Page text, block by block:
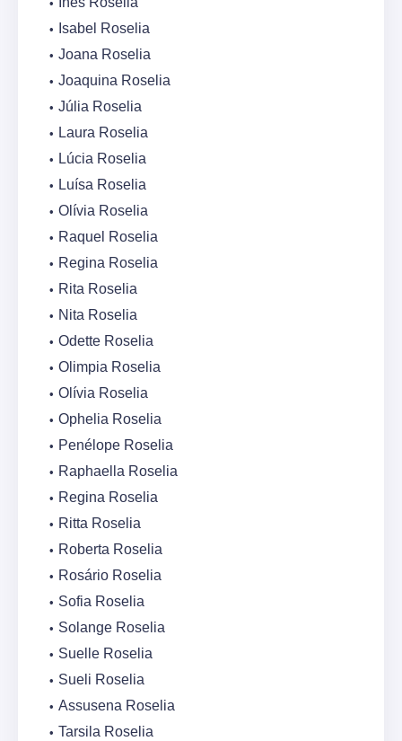
Isabel Roselia
Joana Roselia
Joaquina Roselia
Júlia Roselia
Laura Roselia
Lúcia Roselia
Luísa Roselia
Olívia Roselia
Raquel Roselia
Regina Roselia
Rita Roselia
Nita Roselia
Odette Roselia
Olimpia Roselia
Olívia Roselia
Ophelia Roselia
Penélope Roselia
Raphaella Roselia
Regina Roselia
Ritta Roselia
Roberta Roselia
Rosário Roselia
Sofia Roselia
Solange Roselia
Suelle Roselia
Sueli Roselia
Assusena Roselia
Tarsila Roselia